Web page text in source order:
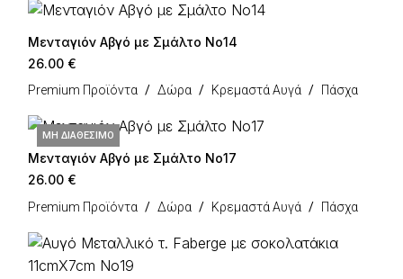
Μενταγιόν Αβγό με Σμάλτο Νο14
26.00 €
Premium Προϊόντα Δώρα Κρεμαστά Αυγά Πάσχα
ΜΗ ΔΙΑΘΈΣΙΜΟ
Μενταγιόν Αβγό με Σμάλτο Νο17
26.00 €
Premium Προϊόντα Δώρα Κρεμαστά Αυγά Πάσχα